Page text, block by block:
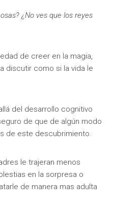
¿No ves que los reyes
de creer en la magia,
discutir como si la vida le
del desarrollo cognitivo
de que de algún modo
de este descubrimiento.
le trajeran menos
en la sorpresa o
de manera mas adulta